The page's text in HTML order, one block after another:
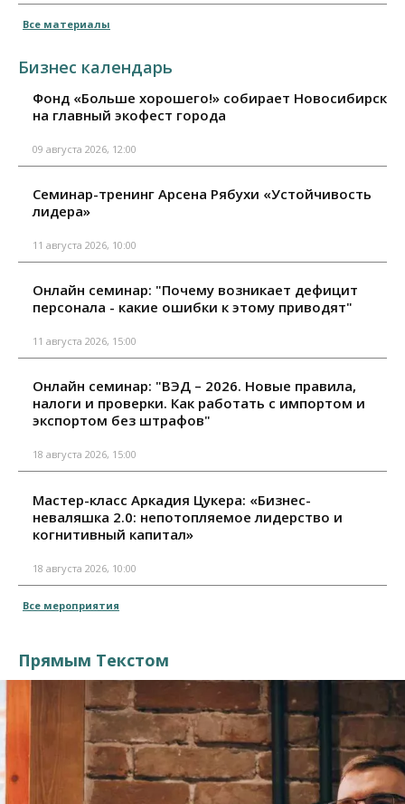
Все материалы
Бизнес календарь
Фонд «Больше хорошего!» собирает Новосибирск
на главный экофест города
09 августа 2026, 12:00
Семинар-тренинг Арсена Рябухи «Устойчивость
лидера»
11 августа 2026, 10:00
Онлайн семинар: "Почему возникает дефицит
персонала - какие ошибки к этому приводят"
11 августа 2026, 15:00
Онлайн семинар: "ВЭД – 2026. Новые правила,
налоги и проверки. Как работать с импортом и
экспортом без штрафов"
18 августа 2026, 15:00
Мастер-класс Аркадия Цукера: «Бизнес-
неваляшка 2.0: непотопляемое лидерство и
когнитивный капитал»
18 августа 2026, 10:00
Все мероприятия
Прямым Текстом